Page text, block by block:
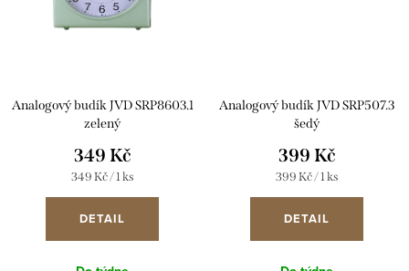
Analogový budík JVD SRP8603.1
zelený
349 Kč
Měrná
cena:
349 Kč / 1 ks
DETAIL
Analogový budík JVD SRP507.3
šedý
399 Kč
Měrná
cena:
399 Kč / 1 ks
DETAIL